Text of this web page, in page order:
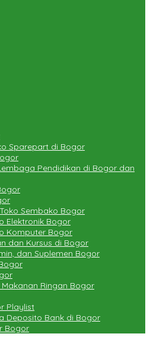
Sparepart di Bogor
Pendidikan di Bogor dan
Sembako Bogor
Elektronik Bogor
Komputer Bogor
dan Kursus di Bogor
dan Suplemen Bogor
Ringan Bogor
Playlist
Deposito Bank di Bogor
Bogor